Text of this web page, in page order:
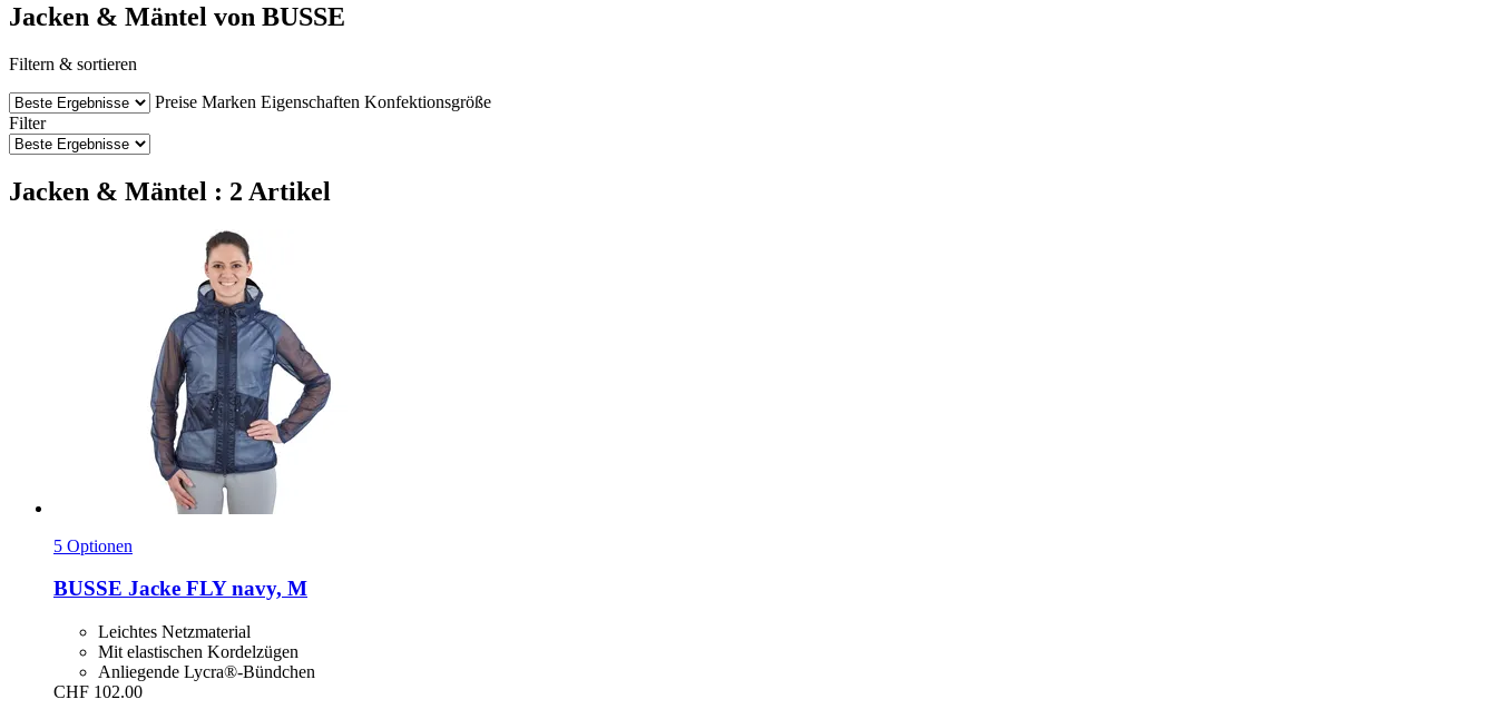
Jacken & Mäntel von BUSSE
Filtern & sortieren
Preise Marken Eigenschaften Konfektionsgröße
Filter
Jacken & Mäntel : 2 Artikel
5 Optionen
BUSSE Jacke FLY navy, M
Leichtes Netzmaterial
Mit elastischen Kordelzügen
Anliegende Lycra®-Bündchen
CHF 102.00